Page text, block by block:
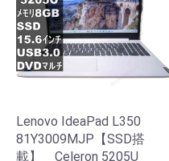
Lenovo IdeaPad L350
81Y3009MJP【SSD搭
載】 Celeron 5205U